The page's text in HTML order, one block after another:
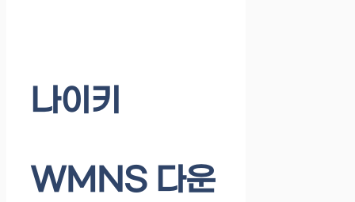
나이키
WMNS 다운